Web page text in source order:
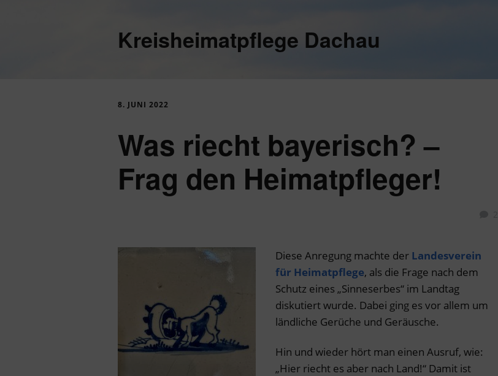
Kreisheimatpflege Dachau
8. JUNI 2022
Was riecht bayerisch? –
Frag den Heimatpfleger!
Diese Anregung machte der Landesverein
für Heimatpflege, als die Frage nach dem
Schutz eines „Sinneserbes“ im Landtag
diskutiert wurde. Dabei ging es vor allem um
ländliche Gerüche und Geräusche.
Hin und wieder hört man einen Ausruf, wie:
„Hier riecht es aber nach Land!“ Damit ist